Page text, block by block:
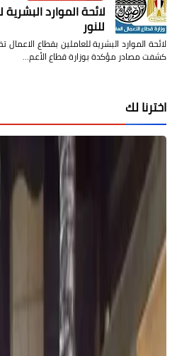
لائحة الموارد
للنور
لائحة الموارد البشرية للعاملين بقطاع
كشفت مصادر مؤكدة بوزارة قطاع الأعم…
اخترنا لك